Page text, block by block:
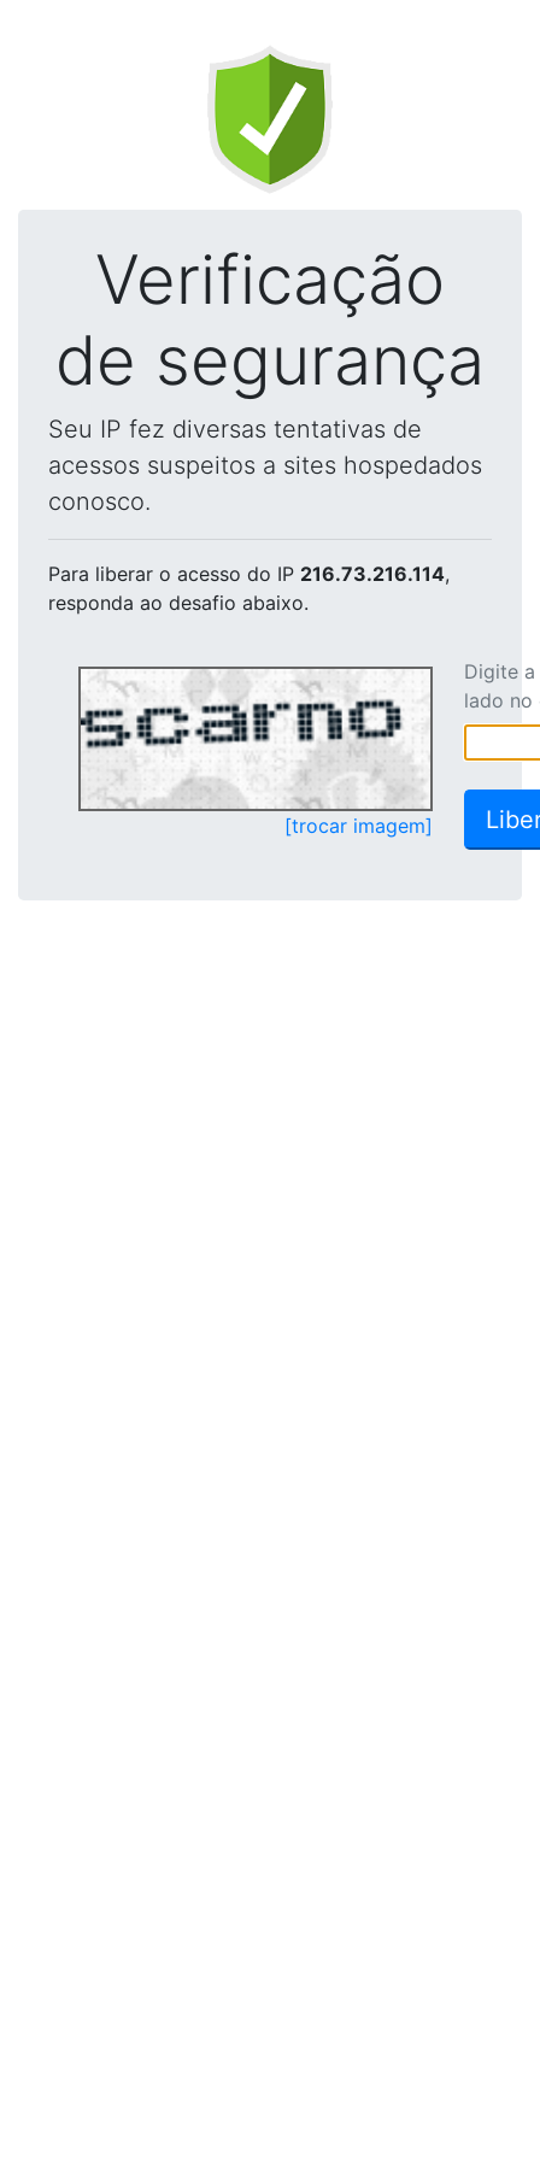
Verificação
de segurança
Seu IP fez diversas tentativas de
acessos suspeitos a sites hospedados
conosco.
Para liberar o acesso do IP 216.73.216.114,
responda ao desafio abaixo.
[trocar imagem]
Digite
lado no